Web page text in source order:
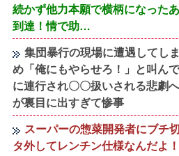
続かず他力本願で横柄になった
到達！情で助…
集団暴行の現場に遭遇してし
め「俺にもやらせろ！」と叫ん
に連行され〇〇扱いされる悲劇
が裏目に出すぎて惨事
スーパーの惣菜開発者にブチ
タ外してレンチン仕様なんだよ